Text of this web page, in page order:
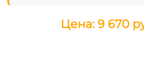
Цена: 9 670